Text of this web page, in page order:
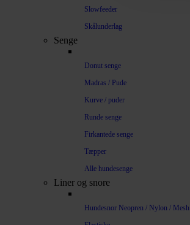
Slowfeeder
Skålunderlag
Senge
Donut senge
Madras / Pude
Kurve / puder
Runde senge
Firkantede senge
Tæpper
Alle hundesenge
Liner og snore
Hundesnor Neopren / Nylon / Mesh